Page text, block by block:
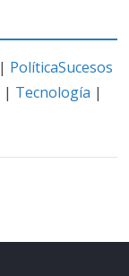
| PolíticaSucesos
| Tecnología |